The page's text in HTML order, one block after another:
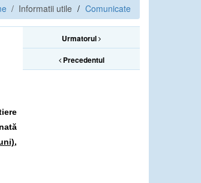
/ Informatii utile Comunicate
Urmatorul
Precedentul